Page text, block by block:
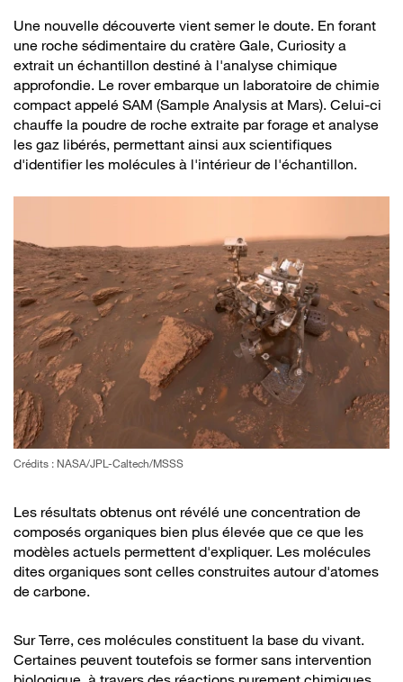
Une nouvelle découverte vient semer le doute. En forant
une roche sédimentaire du cratère Gale, Curiosity a
extrait un échantillon destiné à l'analyse chimique
approfondie. Le rover embarque un laboratoire de chimie
compact appelé SAM (Sample Analysis at Mars). Celui-ci
chauffe la poudre de roche extraite par forage et analyse
les gaz libérés, permettant ainsi aux scientifiques
d'identifier les molécules à l'intérieur de l'échantillon.
Crédits : NASA/JPL-Caltech/MSSS
Les résultats obtenus ont révélé une concentration de
composés organiques bien plus élevée que ce que les
modèles actuels permettent d'expliquer. Les molécules
dites organiques sont celles construites autour d'atomes
de carbone.
Sur Terre, ces molécules constituent la base du vivant.
Certaines peuvent toutefois se former sans intervention